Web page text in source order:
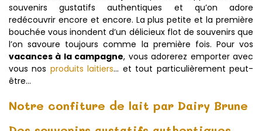
souvenirs gustatifs authentiques et qu’on adore
redécouvrir encore et encore. La plus petite et la première
bouchée vous inondent d’un délicieux flot de souvenirs que
l’on savoure toujours comme la première fois. Pour vos
vacances à la campagne, vous adorerez emporter avec
vous nos produits laitiers… et tout particulièrement peut-
être...
Notre confiture de lait par Dairy Brune